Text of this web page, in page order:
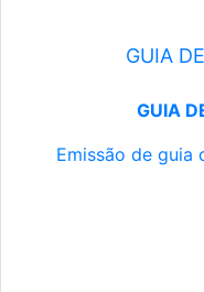
GUIA
GUIA
Emissão de guia